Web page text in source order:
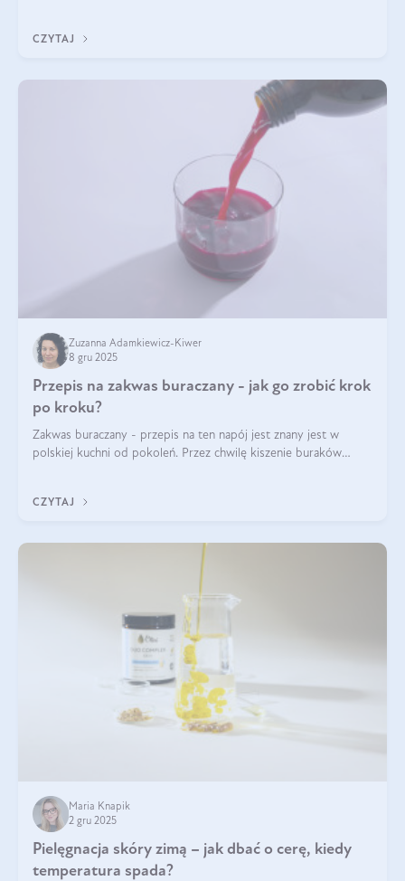
CZYTAJ
Zuzanna Adamkiewicz-Kiwer
8 gru 2025
Przepis na zakwas buraczany - jak go zrobić krok
po kroku?
Zakwas buraczany - przepis na ten napój jest znany jest w
polskiej kuchni od pokoleń. Przez chwilę kiszenie buraków
CZYTAJ
Maria Knapik
2 gru 2025
Pielęgnacja skóry zimą – jak dbać o cerę, kiedy
temperatura spada?